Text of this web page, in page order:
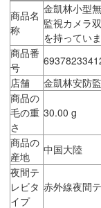
商品名
称
金凱林小型
監視カメラ
を持っていま
商品番
号
店舗
金凱林安防
商品の
毛の重
さ
30.00 g
商品の
産地
中国大陸
夜間テ
レビタ
イプ
赤外線夜間